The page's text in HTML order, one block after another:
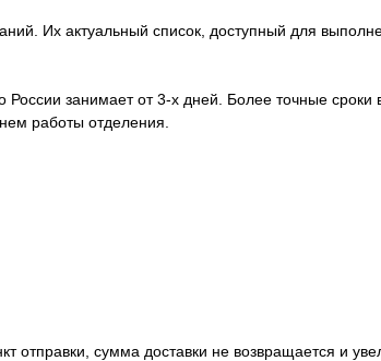
Их актуальный список, доступный для
занимает от 3-х дней. Более точные
работы отделения.
отправки, сумма доставки не возвращается и